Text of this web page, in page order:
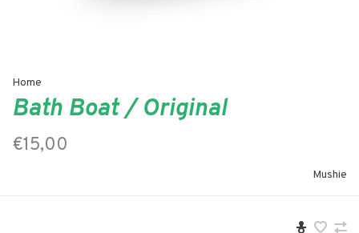
Home
Bath Boat / Original
€15,00
Mushie